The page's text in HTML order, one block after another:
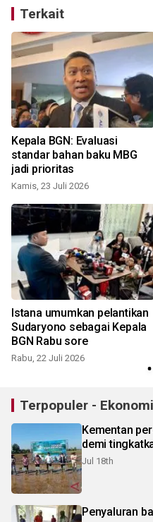
Terkait
Kepala BGN: Evaluasi
standar bahan baku MBG
jadi prioritas
Kamis, 23 Juli 2026
Istana umumkan pelantikan
Sudaryono sebagai Kepala
BGN Rabu sore
Rabu, 22 Juli 2026
Terpopuler - Ekonomi
Kementan
demi
Jul 18th
Penyaluran